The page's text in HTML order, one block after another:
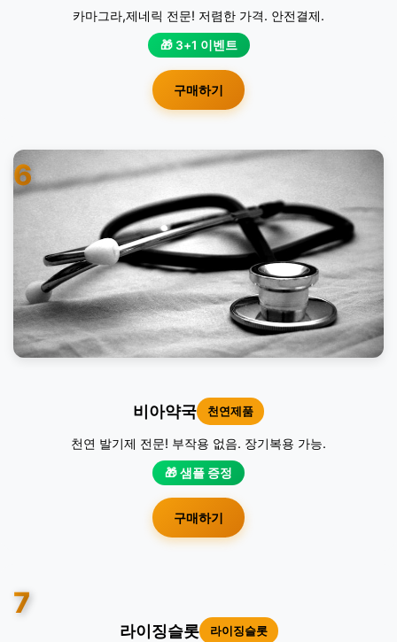
카마그라,제네릭 전문! 저렴한 가격. 안전결제.
🎁 3+1 이벤트
구매하기
6
비아약국 천연제품
천연 발기제 전문! 부작용 없음. 장기복용 가능.
🎁 샘플 증정
구매하기
7
라이징슬롯 라이징슬롯